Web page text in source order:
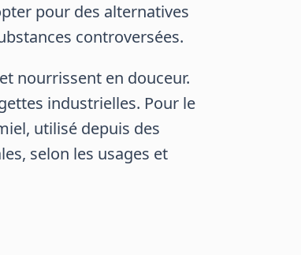
pour des alternatives
controversées.
nourrissent en douceur.
industrielles. Pour le
utilisé depuis des
selon les usages et